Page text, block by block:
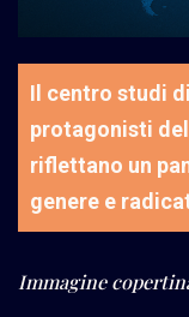
Il centro studi
protagonisti
riflettano un
genere e
Immagine